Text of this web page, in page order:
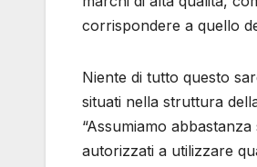
corrispondere a quello
Niente di tutto questo
situati nella struttura
“Assumiamo
autorizzati a utilizzare